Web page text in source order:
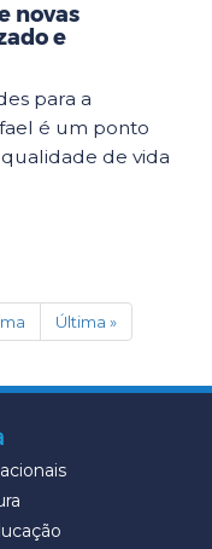
novas
e
para a
é um ponto
de vida
Última »